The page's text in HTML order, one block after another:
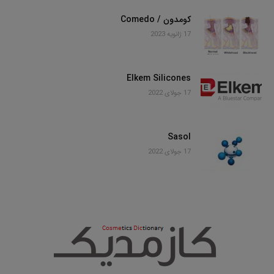
کومدون / Comedo
17 ژانویه 2023
Elkem Silicones
17 جولای 2022
Sasol
17 جولای 2022